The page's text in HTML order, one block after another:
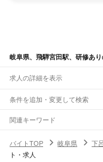
岐阜県、飛騨宮田駅、研修あ
求人の詳細を表示
条件を追加・変更して検索
市区町村を追加・変更
岐阜県すべて
岐阜市
駅を追加・変更
関連キーワード
バイトTOP
岐阜県 下
ト・求人